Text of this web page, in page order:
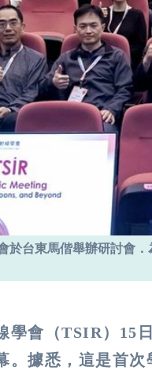
於台東馬偕舉辦研討會
學會（TSIR）15
。據悉，這是首